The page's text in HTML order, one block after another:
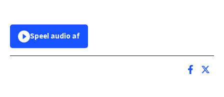
Speel audio af